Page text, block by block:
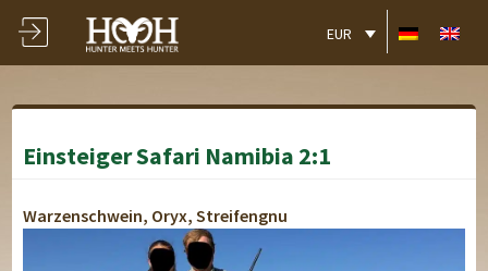
EUR
Einsteiger Safari Namibia 2:1
Warzenschwein, Oryx, Streifengnu